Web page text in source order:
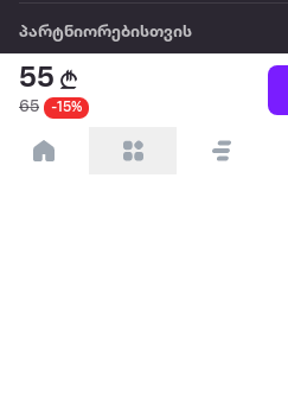
55
65 -15%
პარტნიორებისთვის
ტრენდული
პოპულარული